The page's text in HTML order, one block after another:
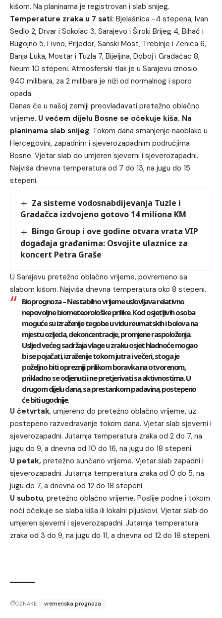
kišom. Na planinama je registrovan i slab snijeg.
Temperature zraka u 7 sati: Bjelašnica -4 stepena, Ivan
Sedlo 2, Drvar i Sokolac 3, Sarajevo i Široki Brijeg 4, Bihać i
Bugojno 5, Livno, Prijedor, Sanski Most, Trebinje i Zenica 6,
Banja Luka, Mostar i Tuzla 7, Bijeljina, Doboj i Gradačac 8,
Neum 10 stepeni. Atmosferski tlak je u Sarajevu iznosio
940 milibara, za 2 milibara je niži od normalnog i sporo
opada.
Danas će u našoj zemlji preovladavati pretežno oblačno
vrijeme. U većem dijelu Bosne se očekuje kiša. Na
planinama slab snijeg. Tokom dana smanjenje naoblake u
Hercegovini, zapadnim i sjeverozapadnim područjima
Bosne. Vjetar slab do umjeren sjeverni i sjeverozapadni.
Najviša dnevna temperatura od 7 do 13, na jugu do 15
stepeni.
Za sisteme vodosnabdijevanja Tuzle i
Gradačca izdvojeno gotovo 14 miliona KM
Bingo Group i ove godine otvara vrata VIP
događaja građanima: Osvojite ulaznice za
koncert Petra Graše
U Sarajevu pretežno oblačno vrijeme, povremeno sa
slabom kišom. Najviša dnevna temperatura oko 8 stepeni.
Bioprognoza– Nestabilno vrijeme uslovljava relativno
nepovoljne biometeorološke prilike. Kod osjetljivih osoba
moguće su izraženije tegobe u vidu reumatskih i bolova na
mjestu ozljeda, dekoncentracije, promjene raspoloženja.
Usljed većeg sadržaja vlage u zraku osjet hladnoće mogao
bi se pojačati, izraženije tokom jutra i večeri, stoga je
poželjno biti oprezniji prilikom boravka na otvorenom,
prikladno se odjenuti i ne pretjerivati sa aktivnostima. U
drugom dijelu dana, sa prestankom padavina, postepeno
će biti ugodnije.
U četvrtak, umjereno do pretežno oblačno vrijeme, uz
postepeno razvedravanje tokom dana. Vjetar slab sjeverni i
sjeverozapadni. Jutarnja temperatura zraka od 2 do 7, na
jugu do 9, a dnevna od 10 do 16, na jugu do 18 stepeni.
U petak, pretežno sunčano vrijeme. Vjetar slab zapadni i
sjeverozapadni. Jutarnja temperatura zraka od 0 do 5, na
jugu do 7, a dnevna od 12 do 18 stepeni.
U subotu, pretežno oblačno vrijeme. Poslije podne i tokom
noći očekuje se slaba kiša ili lokalni pljuskovi. Vjetar slab do
umjeren sjeverni i sjeverozapadni. Jutarnja temperatura
zraka od 3 do 9, na jugu do 11, a dnevna od 12 do 18 stepeni.
OZNAKE: vremenska prognoza